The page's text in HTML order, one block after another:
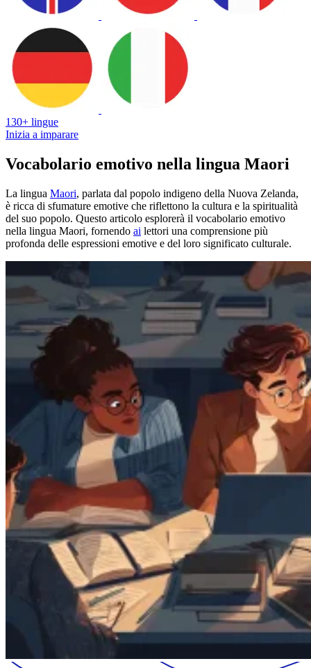
130+ lingue
Inizia a imparare
Vocabolario emotivo nella lingua Maori
La lingua Maori, parlata dal popolo indigeno della Nuova Zelanda,
è ricca di sfumature emotive che riflettono la cultura e la spiritualità
del suo popolo. Questo articolo esplorerà il vocabolario emotivo
nella lingua Maori, fornendo ai lettori una comprensione più
profonda delle espressioni emotive e del loro significato culturale.